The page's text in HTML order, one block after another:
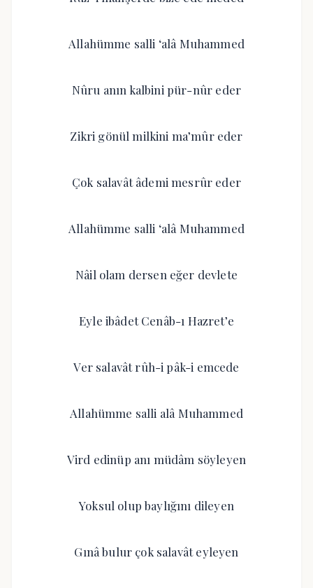
Allahümme salli ‘alâ Muhammed
Nûru anın kalbini pür-nûr eder
Zikri gönül milkini ma’mûr eder
Çok salavât âdemi mesrûr eder
Allahümme salli ‘alâ Muhammed
Nâil olam dersen eğer devlete
Eyle ibâdet Cenâb-ı Hazret’e
Ver salavât rûh-i pâk-i emcede
Allahümme salli alâ Muhammed
Vird edinüp anı müdâm söyleyen
Yoksul olup baylığını dileyen
Gınâ bulur çok salavât eyleyen